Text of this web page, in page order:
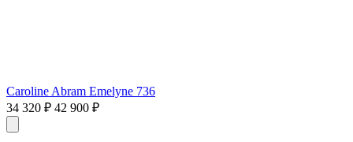
Caroline Abram Emelyne 736
34 320 ₽ 42 900 ₽